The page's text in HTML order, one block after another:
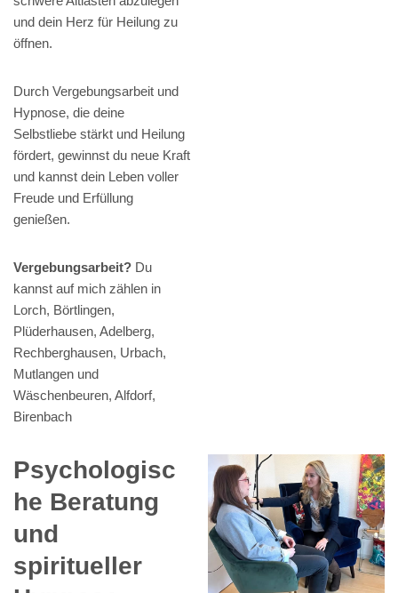
und dein Herz für Heilung zu
öffnen.
Durch Vergebungsarbeit und
Hypnose, die deine
Selbstliebe stärkt und Heilung
fördert, gewinnst du neue Kraft
und kannst dein Leben voller
Freude und Erfüllung
genießen.
Vergebungsarbeit? Du
kannst auf mich zählen in
Lorch, Börtlingen,
Plüderhausen, Adelberg,
Rechberghausen, Urbach,
Mutlangen und
Wäschenbeuren, Alfdorf,
Birenbach
Psychologisc
he Beratung
und
spiritueller